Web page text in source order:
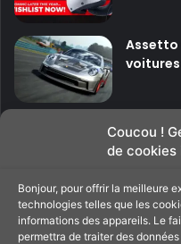
Coucou !
de cookies
Bonjour, pour offrir la meilleure
technologies telles que les
informations des appareils. Le
permettra de traiter des
Assetto
Soutenir le site